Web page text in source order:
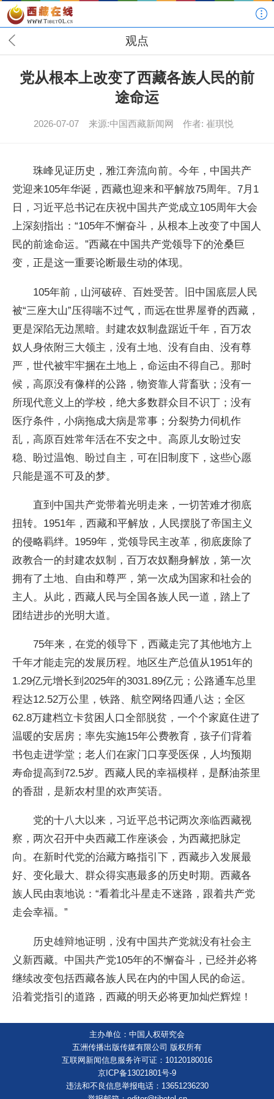
观点
党从根本上改变了西藏各族人民的前
途命运
2026-07-07 来源:中国西藏新闻网 作者: 崔琪悦
珠峰见证历史，雅江奔流向前。今年，中国共产
党迎来105年华诞，西藏也迎来和平解放75周年。7月1
日，习近平总书记在庆祝中国共产党成立105周年大会
上深刻指出：“105年不懈奋斗，从根本上改变了中国人
民的前途命运。”西藏在中国共产党领导下的沧桑巨
变，正是这一重要论断最生动的体现。
105年前，山河破碎、百姓受苦。旧中国底层人民
被“三座大山”压得喘不过气，而远在世界屋脊的西藏，
更是深陷无边黑暗。封建农奴制盘踞近千年，百万农
奴人身依附三大领主，没有土地、没有自由、没有尊
严，世代被牢牢捆在土地上，命运由不得自己。那时
候，高原没有像样的公路，物资靠人背畜驮；没有一
所现代意义上的学校，绝大多数群众目不识丁；没有
医疗条件，小病拖成大病是常事；分裂势力伺机作
乱，高原百姓常年活在不安之中。高原儿女盼过安
稳、盼过温饱、盼过自主，可在旧制度下，这些心愿
只能是遥不可及的梦。
直到中国共产党带着光明走来，一切苦难才彻底
扭转。1951年，西藏和平解放，人民摆脱了帝国主义
的侵略羁绊。1959年，党领导民主改革，彻底废除了
政教合一的封建农奴制，百万农奴翻身解放，第一次
拥有了土地、自由和尊严，第一次成为国家和社会的
主人。从此，西藏人民与全国各族人民一道，踏上了
团结进步的光明大道。
75年来，在党的领导下，西藏走完了其他地方上
千年才能走完的发展历程。地区生产总值从1951年的
1.29亿元增长到2025年的3031.89亿元；公路通车总里
程达12.52万公里，铁路、航空网络四通八达；全区
62.8万建档立卡贫困人口全部脱贫，一个个家庭住进了
温暖的安居房；率先实施15年公费教育，孩子们背着
书包走进学堂；老人们在家门口享受医保，人均预期
寿命提高到72.5岁。西藏人民的幸福模样，是酥油茶里
的香甜，是新农村里的欢声笑语。
党的十八大以来，习近平总书记两次亲临西藏视
察，两次召开中央西藏工作座谈会，为西藏把脉定
向。在新时代党的治藏方略指引下，西藏步入发展最
好、变化最大、群众得实惠最多的历史时期。西藏各
族人民由衷地说：“看着北斗星走不迷路，跟着共产党
走会幸福。”
历史雄辩地证明，没有中国共产党就没有社会主
义新西藏。中国共产党105年的不懈奋斗，已经并必将
继续改变包括西藏各族人民在内的中国人民的命运。
沿着党指引的道路，西藏的明天必将更加灿烂辉煌！
主办单位：中国人权研究会
五洲传播出版传媒有限公司 版权所有
互联网新闻信息服务许可证：10120180016
京ICP备13021801号-9
违法和不良信息举报电话：13651236230